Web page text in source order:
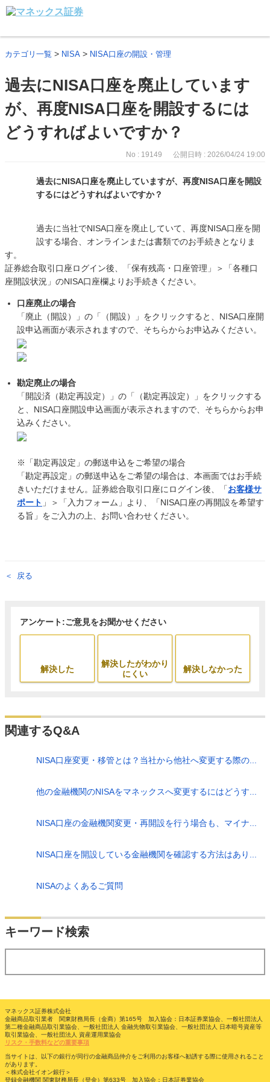
カテゴリ一覧 > NISA > NISA口座の開設・管理
過去にNISA口座を廃止しています
が、再度NISA口座を開設するには
どうすればよいですか？
No : 19149 公開日時 : 2026/04/24 19:00
過去にNISA口座を廃止していますが、再度NISA口座を開設
するにはどうすればよいですか？
過去に当社でNISA口座を廃止していて、再度NISA口座を開
設する場合、オンラインまたは書類でのお手続きとなりま
す。
証券総合取引口座ログイン後、「保有残高・口座管理」＞「各種口
座開設状況」のNISA口座欄よりお手続きください。
口座廃止の場合
「廃止（開設）」の「（開設）」をクリックすると、NISA口座開
設申込画面が表示されますので、そちらからお申込みください。
勘定廃止の場合
「開設済（勘定再設定）」の「（勘定再設定）」をクリックする
と、NISA口座開設申込画面が表示されますので、そちらからお申
込みください。
※「勘定再設定」の郵送申込をご希望の場合
「勘定再設定」の郵送申込をご希望の場合は、本画面ではお手続
きいただけません。証券総合取引口座にログイン後、「お客様サ
ポート 」＞「入力フォーム」より、「NISA口座の再開設を希望す
る旨」をご入力の上、お問い合わせください。
戻る
アンケート:ご意見をお聞かせください
解決した
解決したがわかり
にくい
解決しなかった
関連するQ&A
NISA口座変更・移管とは？当社から他社へ変更する際の...
他の金融機関のNISAをマネックスへ変更するにはどうす...
NISA口座の金融機関変更・再開設を行う場合も、マイナ...
NISA口座を開設している金融機関を確認する方法はあり...
NISAのよくあるご質問
キーワード検索
マネックス証券株式会社
金融商品取引業者 関東財務局長（金商）第165号 加入協会：日本証券業協会、一般社団法人
第二種金融商品取引業協会、一般社団法人 金融先物取引業協会、一般社団法人 日本暗号資産等
取引業協会、一般社団法人 資産運用業協会
リスク・手数料などの重要事項
当サイトは、以下の銀行が同行の金融商品仲介をご利用のお客様へ勧誘する際に使用されること
があります。
＜株式会社イオン銀行＞
登録金融機関 関東財務局長（登金）第633号 加入協会：日本証券業協会